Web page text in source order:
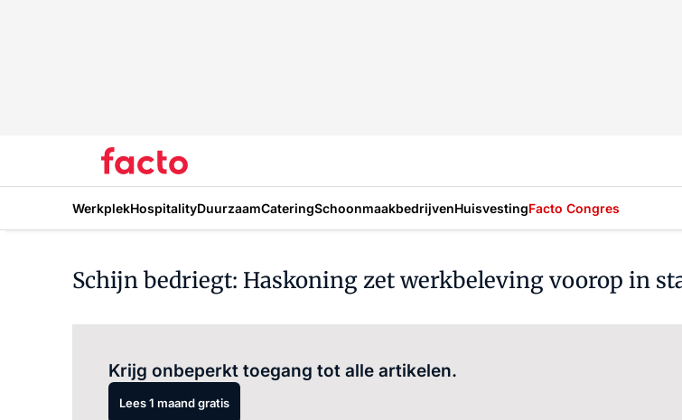
WerkplekHospitalityDuurzaamCateringSchoonmaakbedrijvenHuisvestingFacto Congres
Schijn bedriegt: Haskoning zet werkbeleving voorop in
Krijg onbeperkt toegang tot alle artikelen.
Lees 1 maand gratis